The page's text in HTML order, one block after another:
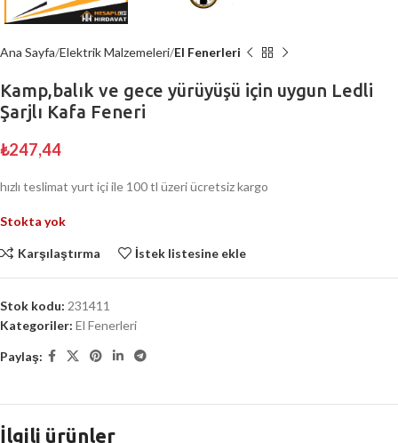
Ana Sayfa Elektrik Malzemeleri El Fenerleri
Kamp,balık ve gece yürüyüşü için uygun Ledli
Şarjlı Kafa Feneri
₺247,44
hızlı teslimat yurt içi ile 100 tl üzeri ücretsiz kargo
Stokta yok
Karşılaştırma İstek listesine ekle
Stok kodu: 231411
Kategoriler: El Fenerleri
Paylaş:
İlgili ürünler